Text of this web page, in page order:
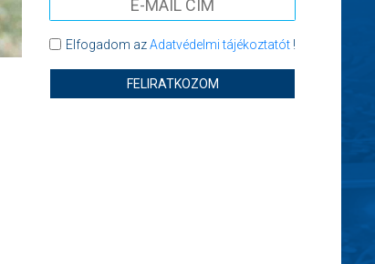
Elfogadom azAdatvédelmi tájékoztatót!
FELIRATKOZOM